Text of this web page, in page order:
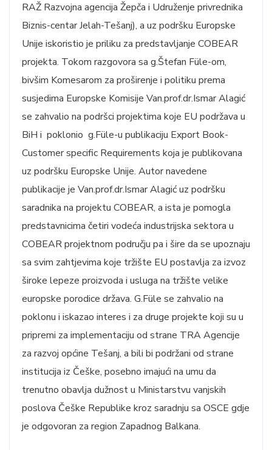
RAŽ Razvojna agencija Žepča i Udruženje privrednika
Biznis-centar Jelah-Tešanj), a uz podršku Europske
Unije iskoristio je priliku za predstavljanje COBEAR
projekta. Tokom razgovora sa g.Štefan Füle-om,
bivšim Komesarom za proširenje i politiku prema
susjedima Europske Komisije Van.prof.dr.Ismar Alagić
se zahvalio na podršci projektima koje EU podržava u
BiH i poklonio g.Füle-u publikaciju Export Book-
Customer specific Requirements koja je publikovana
uz podršku Europske Unije. Autor navedene
publikacije je Van.prof.dr.Ismar Alagić uz podršku
saradnika na projektu COBEAR, a ista je pomogla
predstavnicima četiri vodeća industrijska sektora u
COBEAR projektnom području pa i šire da se upoznaju
sa svim zahtjevima koje tržište EU postavlja za izvoz
široke lepeze proizvoda i usluga na tržište velike
europske porodice država. G.Füle se zahvalio na
poklonu i iskazao interes i za druge projekte koji su u
pripremi za implementaciju od strane TRA Agencije
za razvoj općine Tešanj, a bili bi podržani od strane
institucija iz Češke, posebno imajući na umu da
trenutno obavlja dužnost u Ministarstvu vanjskih
poslova Češke Republike kroz saradnju sa OSCE gdje
je odgovoran za region Zapadnog Balkana.